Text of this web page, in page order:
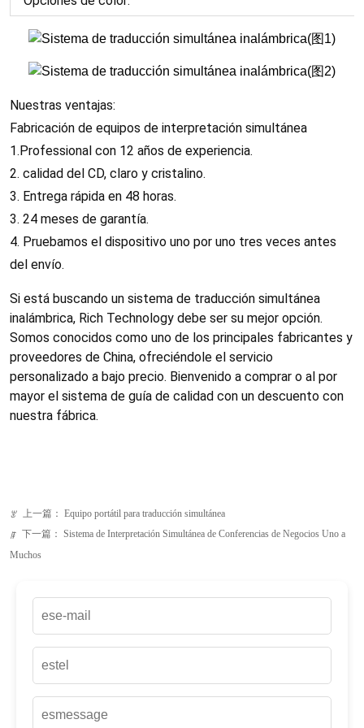
ꂃ 上一篇： Equipo portátil para traducción simultánea
ꁹ 下一篇： Sistema de Interpretación Simultánea de Conferencias de Negocios Uno a
Muchos